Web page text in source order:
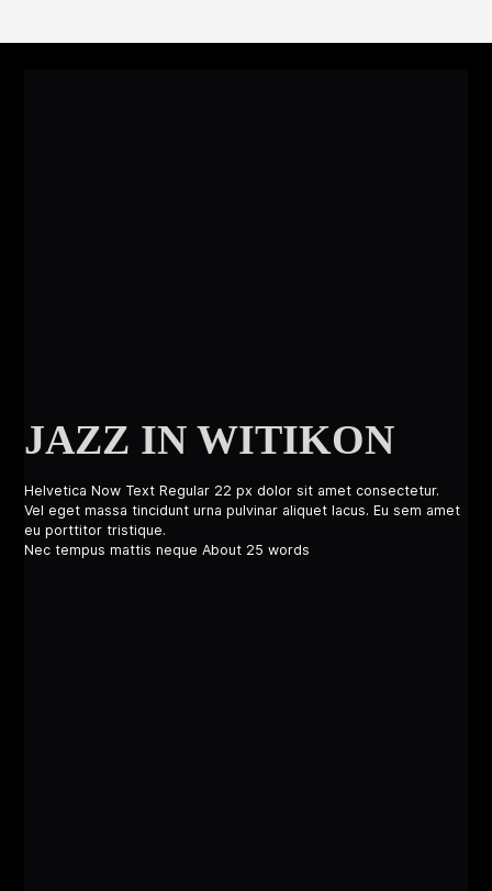
JAZZ IN WITIKON
Helvetica Now Text Regular 22 px dolor sit amet consectetur.
Vel eget massa tincidunt urna pulvinar aliquet lacus. Eu sem amet
eu porttitor tristique.
Nec tempus mattis neque About 25 words